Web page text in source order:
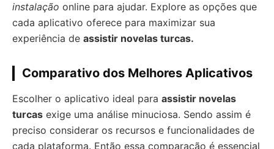
instalação online para ajudar. Explore as opções que
cada aplicativo oferece para maximizar sua
experiência de assistir novelas turcas.
Comparativo dos Melhores Aplicativos
Escolher o aplicativo ideal para assistir novelas
turcas exige uma análise minuciosa. Sendo assim é
preciso considerar os recursos e funcionalidades de
cada plataforma. Então essa comparação é essencial